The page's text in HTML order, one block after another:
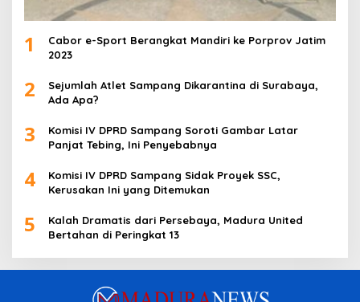
1
Cabor e-Sport Berangkat Mandiri ke Porprov Jatim
2023
2
Sejumlah Atlet Sampang Dikarantina di Surabaya,
Ada Apa?
3
Komisi IV DPRD Sampang Soroti Gambar Latar
Panjat Tebing, Ini Penyebabnya
4
Komisi IV DPRD Sampang Sidak Proyek SSC,
Kerusakan Ini yang Ditemukan
5
Kalah Dramatis dari Persebaya, Madura United
Bertahan di Peringkat 13